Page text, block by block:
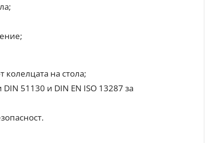
колелцата на стола;
51130 и DIN EN ISO 13287 за